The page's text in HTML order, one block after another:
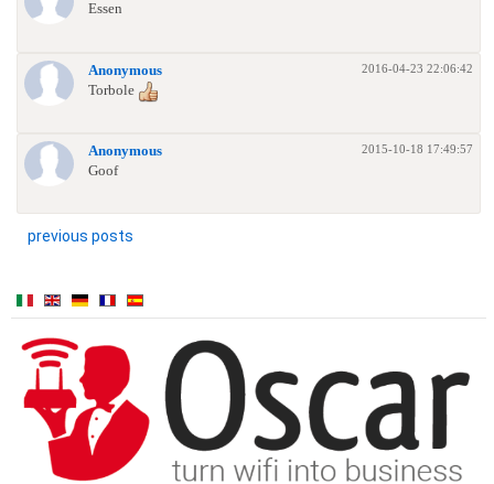
Essen
2016-04-23 22:06:42
Anonymous
Torbole
2015-10-18 17:49:57
Anonymous
Goof
previous posts